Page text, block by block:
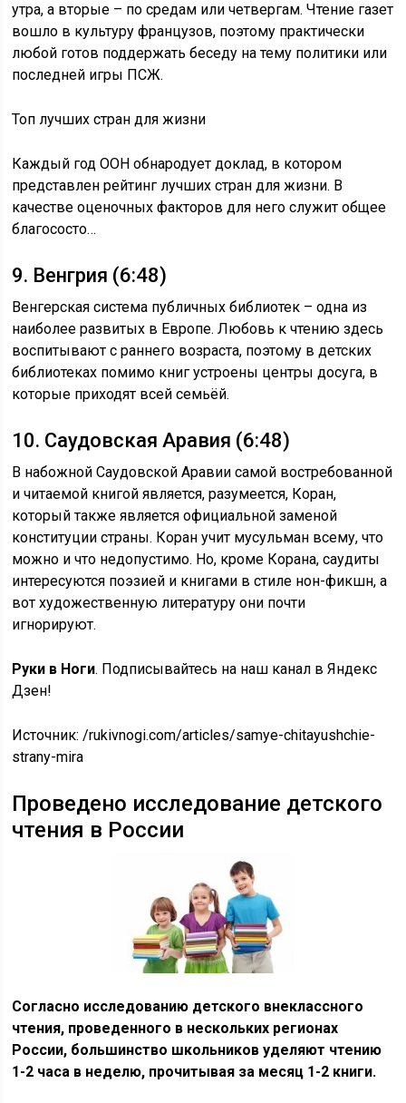
утра, а вторые – по средам или четвергам. Чтение газет
вошло в культуру французов, поэтому практически
любой готов поддержать беседу на тему политики или
последней игры ПСЖ.
Топ лучших стран для жизни
Каждый год ООН обнародует доклад, в котором
представлен рейтинг лучших стран для жизни. В
качестве оценочных факторов для него служит общее
благососто…
9. Венгрия (6:48)
Венгерская система публичных библиотек – одна из
наиболее развитых в Европе. Любовь к чтению здесь
воспитывают с раннего возраста, поэтому в детских
библиотеках помимо книг устроены центры досуга, в
которые приходят всей семьёй.
10. Саудовская Аравия (6:48)
В набожной Саудовской Аравии самой востребованной
и читаемой книгой является, разумеется, Коран,
который также является официальной заменой
конституции страны. Коран учит мусульман всему, что
можно и что недопустимо. Но, кроме Корана, саудиты
интересуются поэзией и книгами в стиле нон-фикшн, а
вот художественную литературу они почти
игнорируют.
Руки в Ноги. Подписывайтесь на наш канал в Яндекс
Дзен!
Источник:/rukivnogi.com/articles/samye-chitayushchie-
strany-mira
Проведено исследование детского
чтения в России
Согласно исследованию детского внеклассного
чтения, проведенного в нескольких регионах
России, большинство школьников уделяют чтению
1-2 часа в неделю, прочитывая за месяц 1-2 книги.